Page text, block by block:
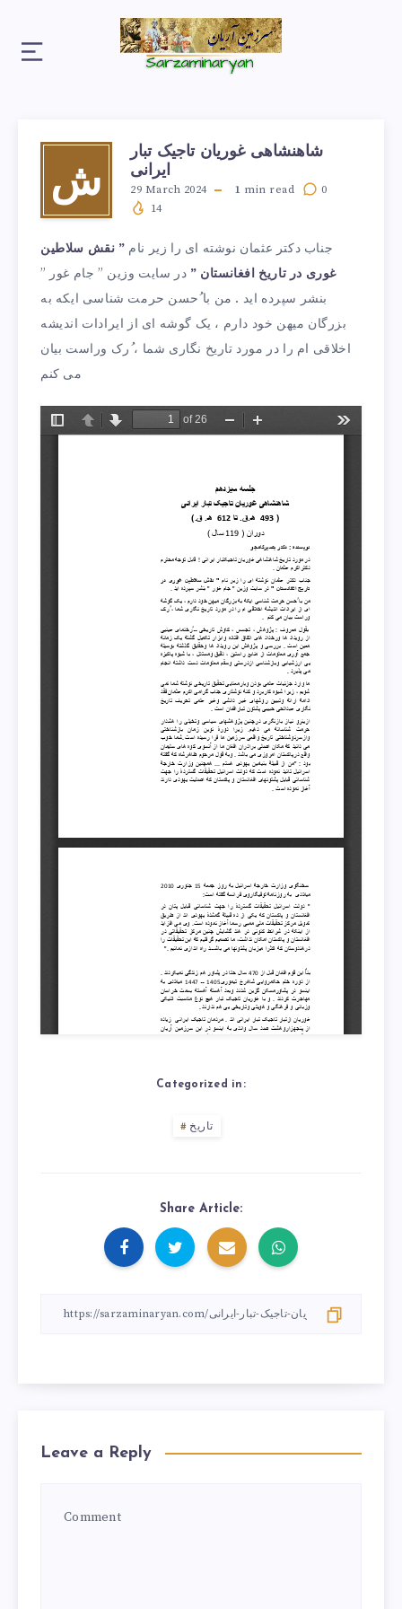
ش
شاهنشاهی غوریان تاجیک تبار
ایرانی
29 March 2024 1 min read
0
14
جناب دکتر عثمان نوشته ای را زیر نام ” نقش سلاطین
غوری در تاریخ افغانستان ” در سایت وزین ” جام غور ”
بنشر سپرده اید . من با ُحسن حرمت شناسی ایکه به
بزرگان میهن خود دارم ، یک گوشه ای از ایرادات اندیشه
اخلاقی ام را در مورد تاریخ نگاری شما ، ُرک وراست بیان
Categorized in:
تاریخ
Share Article:
Leave a Reply